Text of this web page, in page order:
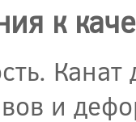
к
и